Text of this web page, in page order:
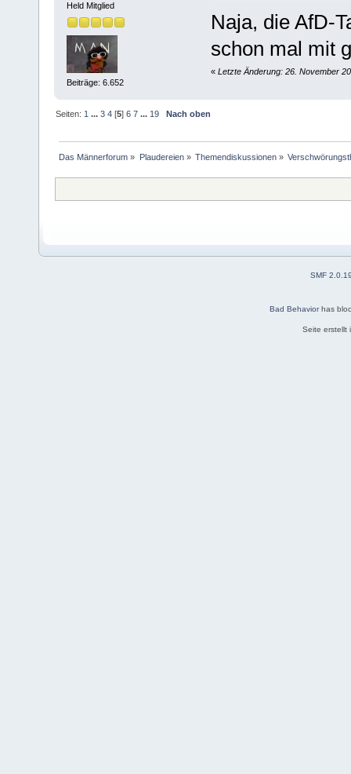
Held Mitglied
Beiträge: 6.652
Naja, die AfD-
schon mal mit
« Letzte Änderung: 26. November
Seiten: 1 ...3 4 [5]6 7 ... 19 Nach oben
Das Männerforum » Plaudereien» Themendiskussionen»
SMF
Bad Behaviorhas
Seite erstellt